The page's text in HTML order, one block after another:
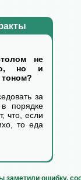
не
но и
за
порядке
что, если
то еда
заметили ошибку,